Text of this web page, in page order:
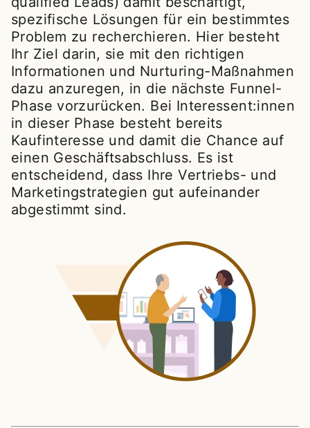
spezifische Lösungen für ein bestimmtes
Problem zu recherchieren. Hier besteht
Ihr Ziel darin, sie mit den richtigen
Informationen und Nurturing-Maßnahmen
dazu anzuregen, in die nächste Funnel-
Phase vorzurücken. Bei Interessent:innen
in dieser Phase besteht bereits
Kaufinteresse und damit die Chance auf
einen Geschäftsabschluss. Es ist
entscheidend, dass Ihre Vertriebs- und
Marketingstrategien gut aufeinander
abgestimmt sind.